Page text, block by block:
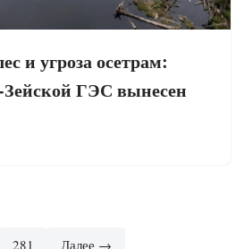
и угроза осетрам:
ГЭС вынесен
281 Далее →